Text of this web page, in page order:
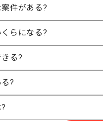
1回
1人
日
2025/06/02
造事業やファインケミカル事
造業向けRPAツール移行案件
件がある?
らになる?
る?
?